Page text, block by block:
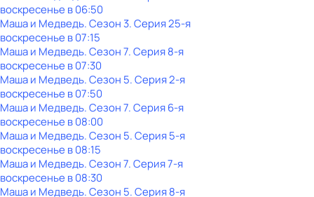
воскресенье в06:50
Маша и Медведь. Сезон 3. Серия 25-я
воскресенье в07:15
Маша и Медведь. Сезон 7. Серия 8-я
воскресенье в07:30
Маша и Медведь. Сезон 5. Серия 2-я
воскресенье в07:50
Маша и Медведь. Сезон 7. Серия 6-я
воскресенье в08:00
Маша и Медведь. Сезон 5. Серия 5-я
воскресенье в08:15
Маша и Медведь. Сезон 7. Серия 7-я
воскресенье в08:30
Маша и Медведь. Сезон 5. Серия 8-я